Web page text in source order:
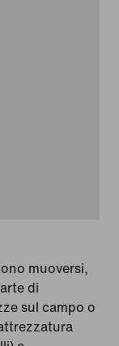
muoversi,
di
sul campo o